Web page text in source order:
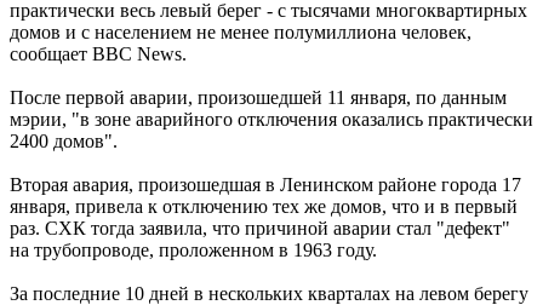
практически весь левый берег - с тысячами многоквартирных
домов и с населением не менее полумиллиона человек,
сообщает BBC News.
После первой аварии, произошедшей 11 января, по данным
мэрии, "в зоне аварийного отключения оказались практически
2400 домов".
Вторая авария, произошедшая в Ленинском районе города 17
января, привела к отключению тех же домов, что и в первый
раз. СХК тогда заявила, что причиной аварии стал "дефект"
на трубопроводе, проложенном в 1963 году.
За последние 10 дней в нескольких кварталах на левом берегу